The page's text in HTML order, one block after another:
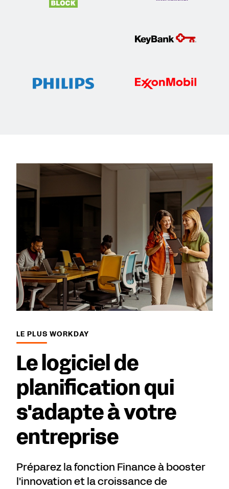
LE PLUS WORKDAY
Le logiciel de
planification qui
s'adapte à votre
entreprise
Préparez la fonction Finance à booster
l'innovation et la croissance de